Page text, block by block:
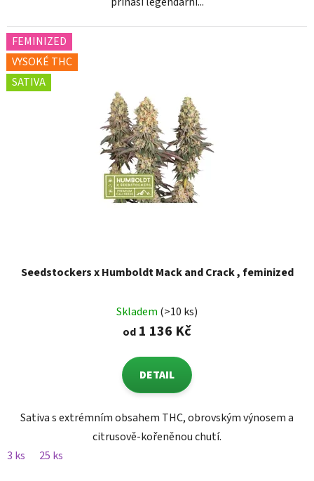
FEMINIZED
VYSOKÉ THC
SATIVA
Seedstockers x Humboldt Mack and Crack , feminized
Skladem (>10 ks)
od 1 136 Kč
DETAIL
Sativa s extrémním obsahem THC, obrovským výnosem a
citrusově-kořeněnou chutí.
3 ks
25 ks